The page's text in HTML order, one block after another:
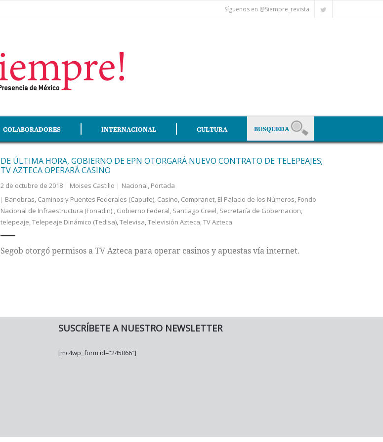
Síguenos en @Siempre_revista
COLABORADORES INTERNACIONAL CULTURA
DE ÚLTIMA HORA, GOBIERNO DE EPN OTORGARÁ NUEVO CONTRATO DE TELEPEAJES;
TV AZTECA OPERARÁ CASINO
2 de octubre de 2018 Moises Castillo Nacional, Portada
Banobras, Caminos y Puentes Federales (Capufe), Casino, Compranet, El Palacio de los Números, Fondo
Nacional de Infraestructura (Fonadin)., Gobierno Federal, Santiago Creel, Secretaría de Gobernacion,
telepeaje,Telepeaje Dinámico (Tedisa),Televisa,Televisión Azteca,TV Azteca
Segob otorgó permisos a TV Azteca para operar casinos y apuestas vía internet.
SUSCRÍBETE A NUESTRO NEWSLETTER
[mc4wp_form id=”245066″]